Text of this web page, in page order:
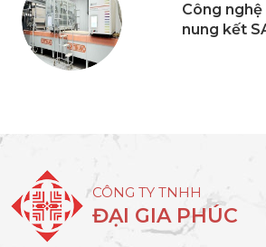
Công
nung kết
CÔNG TY TNHH
ĐẠI GIA PHÚC